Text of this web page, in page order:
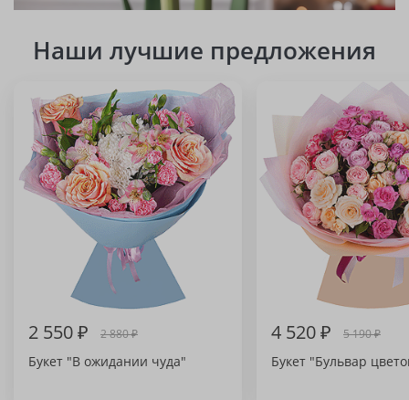
Наши лучшие предложения
2 550 ₽ 2 880 ₽
Букет "В ожидании чуда"
4 520 ₽ 5 190 ₽
Букет "Бульвар